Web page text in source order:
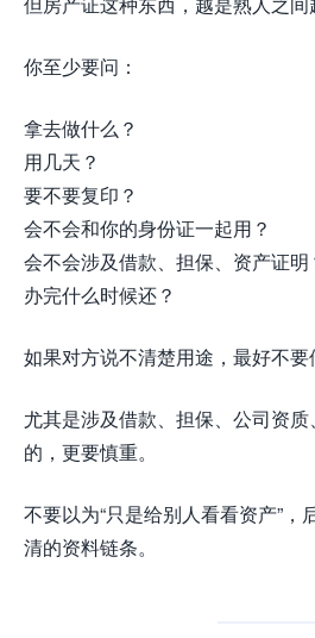
你至少要问：
拿去做什么？
用几天？
要不要复印？
会不会和你的身份证一起用？
会不会涉及借款、担保、资产证明
办完什么时候还？
如果对方说不清楚用途，最好不要
尤其是涉及借款、担保、公司资
的，更要慎重。
不要以为“只是给别人看看资产”，
清的资料链条。